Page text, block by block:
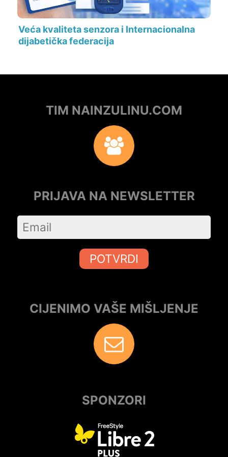
Veća kvaliteta senzora i Internacionalna
dijabetička federacija
TIM NAINZULINU.COM
PRIJAVA NA NEWSLETTER
POTVRDI
CIJENIMO VAŠE MIŠLJENJE
SPONZORI